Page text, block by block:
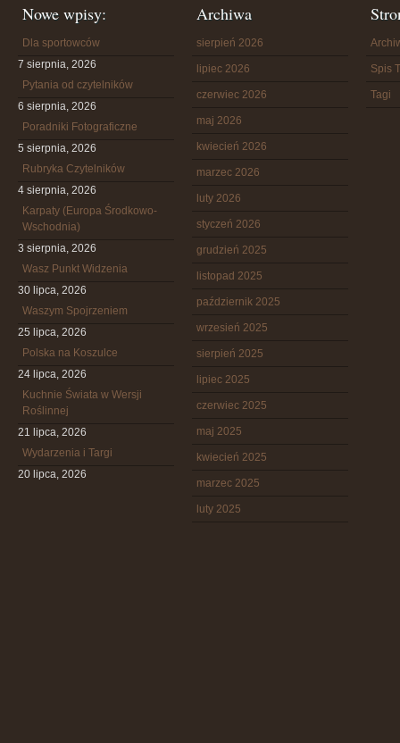
Nowe wpisy:
Dla sportowców
7 sierpnia, 2026
Pytania od czytelników
6 sierpnia, 2026
Poradniki Fotograficzne
5 sierpnia, 2026
Rubryka Czytelników
4 sierpnia, 2026
Karpaty (Europa Środkowo-
Wschodnia)
3 sierpnia, 2026
Wasz Punkt Widzenia
30 lipca, 2026
Waszym Spojrzeniem
25 lipca, 2026
Polska na Koszulce
24 lipca, 2026
Kuchnie Świata w Wersji
Roślinnej
21 lipca, 2026
Wydarzenia i Targi
20 lipca, 2026
Archiwa
sierpień 2026
lipiec 2026
czerwiec 2026
maj 2026
kwiecień 2026
marzec 2026
luty 2026
styczeń 2026
grudzień 2025
listopad 2025
październik 2025
wrzesień 2025
sierpień 2025
lipiec 2025
czerwiec 2025
maj 2025
kwiecień 2025
marzec 2025
luty 2025
Spis
Tagi